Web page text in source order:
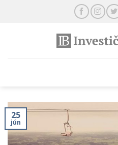
25
jún